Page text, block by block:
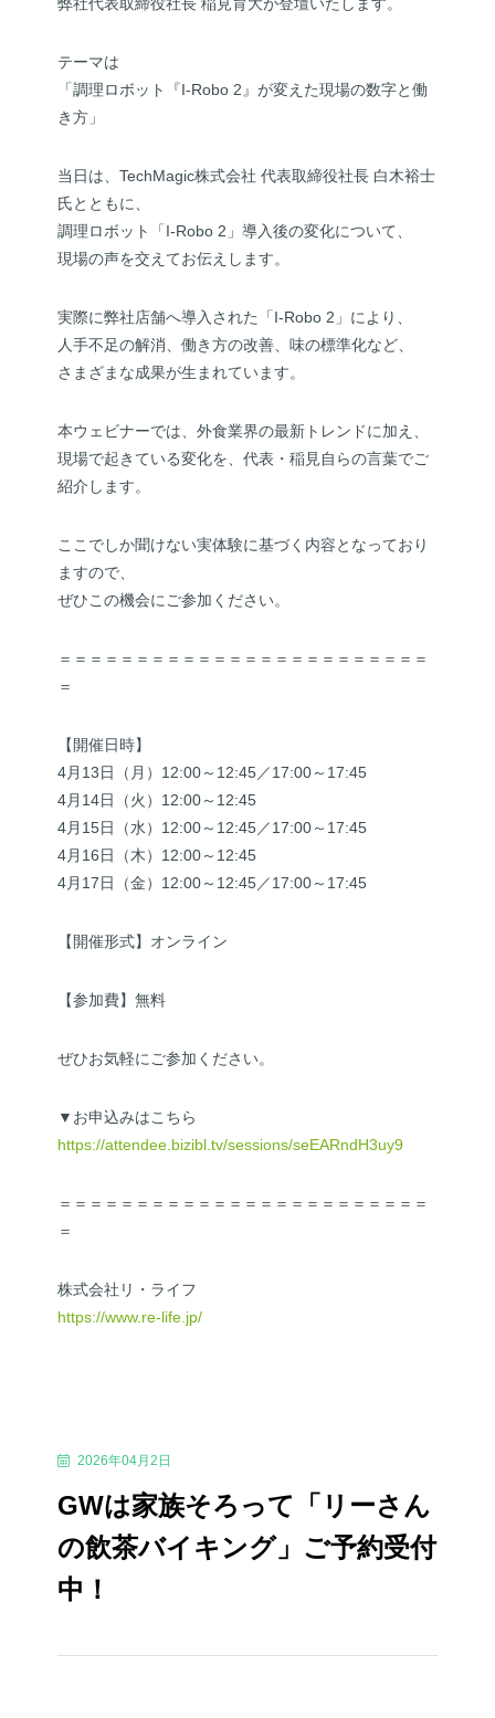
テーマは
「調理ロボット『I-Robo 2』が変えた現場の数字と働
き方」
当日は、TechMagic株式会社 代表取締役社長 白木裕士
氏とともに、
調理ロボット「I-Robo 2」導入後の変化について、
現場の声を交えてお伝えします。
実際に弊社店舗へ導入された「I-Robo 2」により、
人手不足の解消、働き方の改善、味の標準化など、
さまざまな成果が生まれています。
本ウェビナーでは、外食業界の最新トレンドに加え、
現場で起きている変化を、代表・稲見自らの言葉でご
紹介します。
ここでしか聞けない実体験に基づく内容となっており
ますので、
ぜひこの機会にご参加ください。
＝＝＝＝＝＝＝＝＝＝＝＝＝＝＝＝＝＝＝＝＝＝＝＝
＝
【開催日時】
4月13日（月）12:00～12:45／17:00～17:45
4月14日（火）12:00～12:45
4月15日（水）12:00～12:45／17:00～17:45
4月16日（木）12:00～12:45
4月17日（金）12:00～12:45／17:00～17:45
【開催形式】オンライン
【参加費】無料
ぜひお気軽にご参加ください。
▼お申込みはこちら
https://attendee.bizibl.tv/sessions/seEARndH3uy9
＝＝＝＝＝＝＝＝＝＝＝＝＝＝＝＝＝＝＝＝＝＝＝＝
＝
株式会社リ・ライフ
https://www.re-life.jp/
2026年04月2日
GWは家族そろって「リーさん
の飲茶バイキング」ご予約受付
中！